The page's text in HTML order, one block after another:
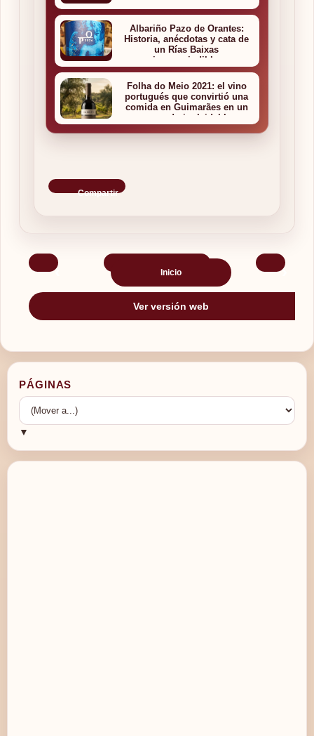
Albariño Pazo de Orantes:
Historia, anécdotas y cata de
un Rías Baixas
imprescindible.
Folha do Meio 2021: el vino
portugués que convirtió una
comida en Guimarães en un
recuerdo inolvidable
Compartir
‹ ›
Inicio
Ver versión web
PÁGINAS
▼